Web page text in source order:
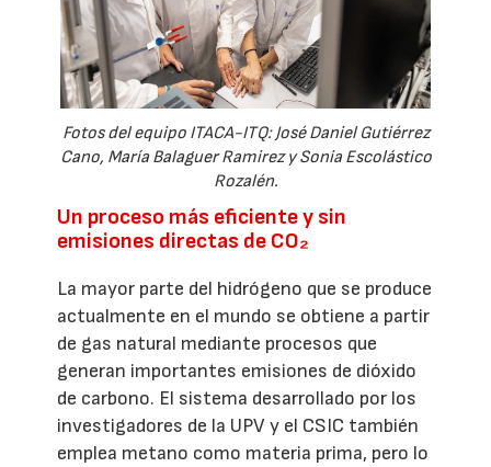
Fotos del equipo ITACA-ITQ: José Daniel Gutiérrez
Cano, María Balaguer Ramirez y Sonia Escolástico
Rozalén.
Un proceso más eficiente y sin
emisiones directas de CO₂
La mayor parte del hidrógeno que se produce
actualmente en el mundo se obtiene a partir
de gas natural mediante procesos que
generan importantes emisiones de dióxido
de carbono. El sistema desarrollado por los
investigadores de la UPV y el CSIC también
emplea metano como materia prima, pero lo